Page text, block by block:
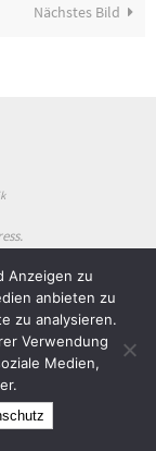
Nächstes Bild
Anzeigen zu
anbieten zu
zu analysieren.
Verwendung
Medien,